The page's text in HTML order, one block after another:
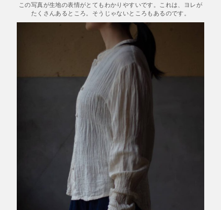
この写真が生地の表情がとてもわかりやすいです。これは、ヨレが
たくさんあるところ。そうじゃないところもあるのです。